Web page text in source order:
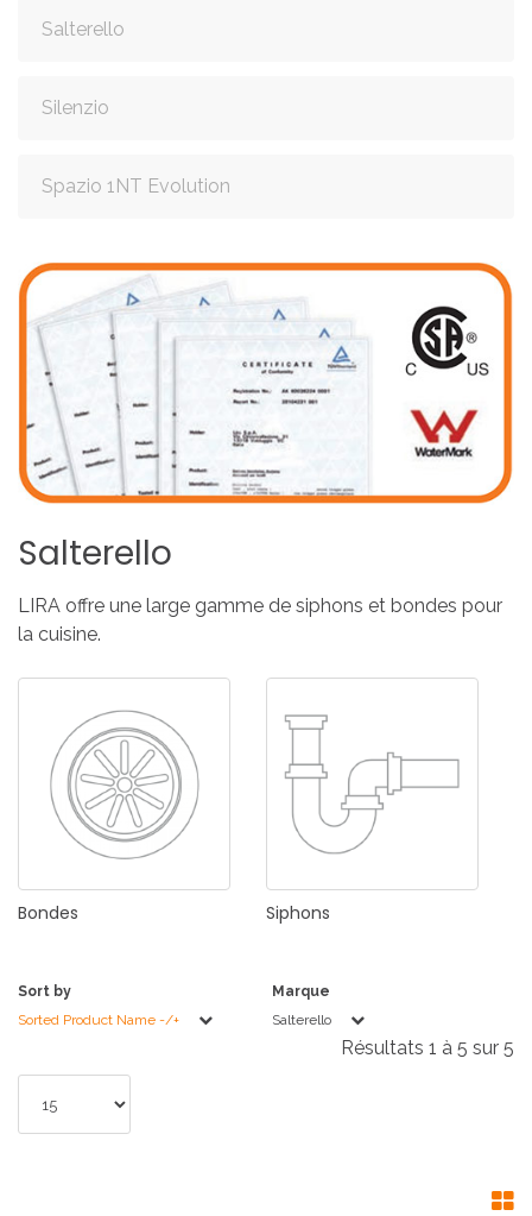
Salterello
Silenzio
Spazio 1NT Evolution
Salterello
LIRA offre une large gamme de siphons et bondes pour
la cuisine.
Bondes Siphons
Sort by
Sorted Product Name -/+
Marque
Salterello
Résultats 1 à 5 sur 5